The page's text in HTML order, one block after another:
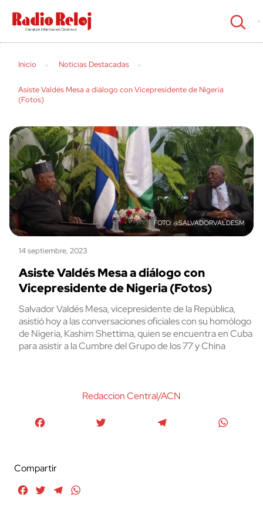
cerrar
Inicio Noticias Destacadas
Asiste Valdés Mesa a diálogo con Vicepresidente de Nigeria
(Fotos)
@SALVADORVALDESM
14 septiembre, 2023
Asiste Valdés Mesa a diálogo con
Vicepresidente de Nigeria (Fotos)
Salvador Valdés Mesa, vicepresidente de la República,
asistió hoy a las conversaciones oficiales con su homólogo
de Nigeria, Kashim Shettima, quien se encuentra en Cuba
para asistir a la Cumbre del Grupo de los 77 y China
Redaccion Central/ACN
Compartir
FacebookTwitterTelegram